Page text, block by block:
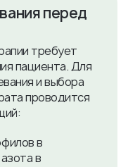
перед
требует
пациента. Для
и выбора
проводится
в
в